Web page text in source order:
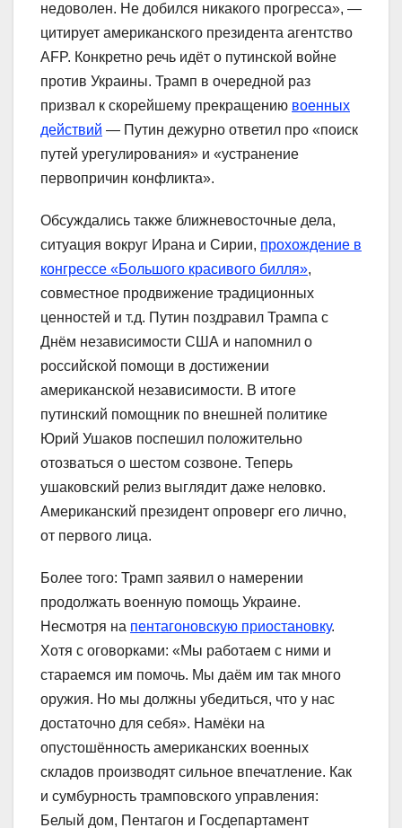
недоволен. Не добился никакого прогресса», —
цитирует американского президента агентство
AFP. Конкретно речь идёт о путинской войне
против Украины. Трамп в очередной раз
призвал к скорейшему прекращению военных
действий — Путин дежурно ответил про «поиск
путей урегулирования» и «устранение
первопричин конфликта».
Обсуждались также ближневосточные дела,
ситуация вокруг Ирана и Сирии, прохождение в
конгрессе «Большого красивого билля»,
совместное продвижение традиционных
ценностей и т.д. Путин поздравил Трампа с
Днём независимости США и напомнил о
российской помощи в достижении
американской независимости. В итоге
путинский помощник по внешней политике
Юрий Ушаков поспешил положительно
отозваться о шестом созвоне. Теперь
ушаковский релиз выглядит даже неловко.
Американский президент опроверг его лично,
от первого лица.
Более того: Трамп заявил о намерении
продолжать военную помощь Украине.
Несмотря на пентагоновскую приостановку.
Хотя с оговорками: «Мы работаем с ними и
стараемся им помочь. Мы даём им так много
оружия. Но мы должны убедиться, что у нас
достаточно для себя». Намёки на
опустошённость американских военных
складов производят сильное впечатление. Как
и сумбурность трамповского управления:
Белый дом, Пентагон и Госдепартамент